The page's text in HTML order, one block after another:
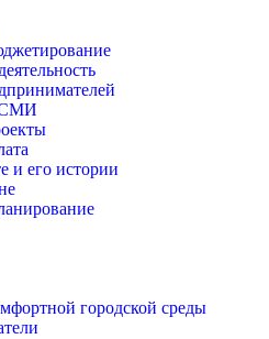
СМИ
и его истории
городской среды